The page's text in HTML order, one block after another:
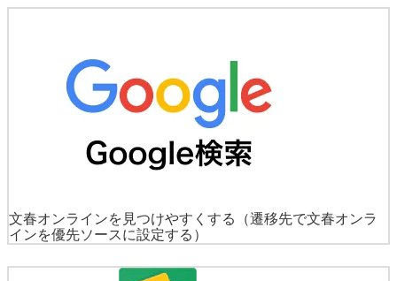
文春オンラインを見つけやすくする
（遷移先で文春オンラ
インを優先ソースに設定する）